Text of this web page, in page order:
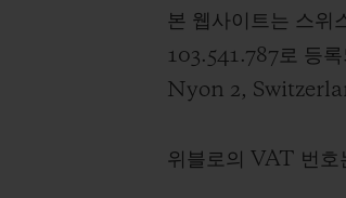
본 웹사이트는 스
103.541.787로 등
Nyon 2,
위블로의 VAT 번
썸머 멀티